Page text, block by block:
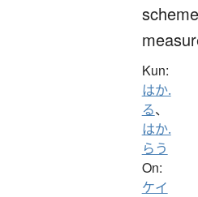
Kun:
はか.
る、
はか.
らう
On:
ケイ